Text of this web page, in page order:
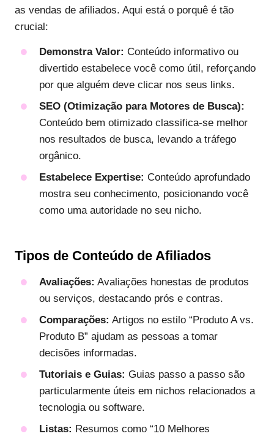
as vendas de afiliados. Aqui está o porquê é tão
crucial:
Demonstra Valor: Conteúdo informativo ou
divertido estabelece você como útil, reforçando
por que alguém deve clicar nos seus links.
SEO (Otimização para Motores de Busca):
Conteúdo bem otimizado classifica-se melhor
nos resultados de busca, levando a tráfego
orgânico.
Estabelece Expertise: Conteúdo aprofundado
mostra seu conhecimento, posicionando você
como uma autoridade no seu nicho.
Tipos de Conteúdo de Afiliados
Avaliações: Avaliações honestas de produtos
ou serviços, destacando prós e contras.
Comparações: Artigos no estilo “Produto A vs.
Produto B” ajudam as pessoas a tomar
decisões informadas.
Tutoriais e Guias: Guias passo a passo são
particularmente úteis em nichos relacionados a
tecnologia ou software.
Listas: Resumos como “10 Melhores